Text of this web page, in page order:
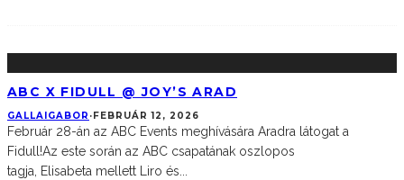
ABC X FIDULL @ JOY’S ARAD
GALLAIGABOR · FEBRUÁR 12, 2026
Február 28-án az ABC Events meghívására Aradra látogat a
Fidull!Az este során az ABC csapatának oszlopos
tagja, Elisabeta mellett Liro és...